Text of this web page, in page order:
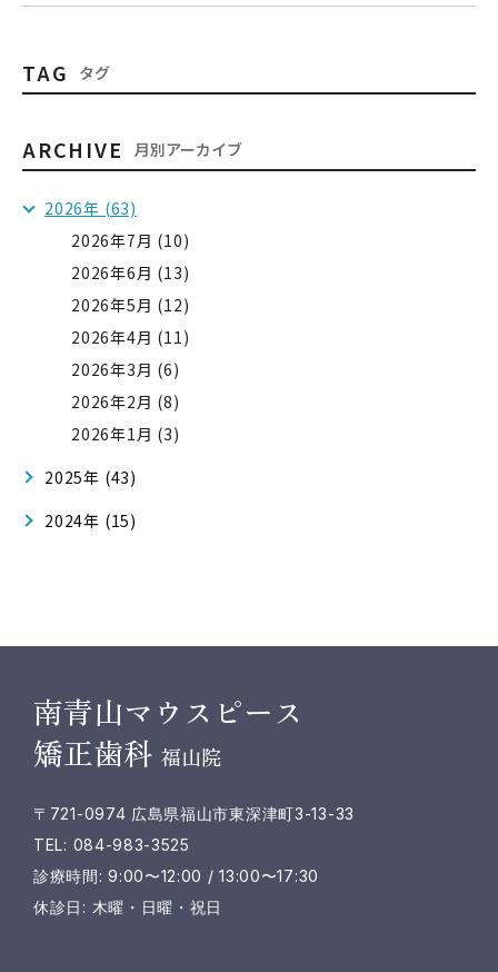
TAG タグ
ARCHIVE 月別アーカイブ
2026年 (63)
2026年7月 (10)
2026年6月 (13)
2026年5月 (12)
2026年4月 (11)
2026年3月 (6)
2026年2月 (8)
2026年1月 (3)
2025年 (43)
2024年 (15)
南青山マウスピース
矯正歯科 福山院
〒721-0974 広島県福山市東深津町3-13-33
TEL: 084-983-3525
診療時間: 9:00〜12:00 / 13:00〜17:30
休診日: 木曜・日曜・祝日